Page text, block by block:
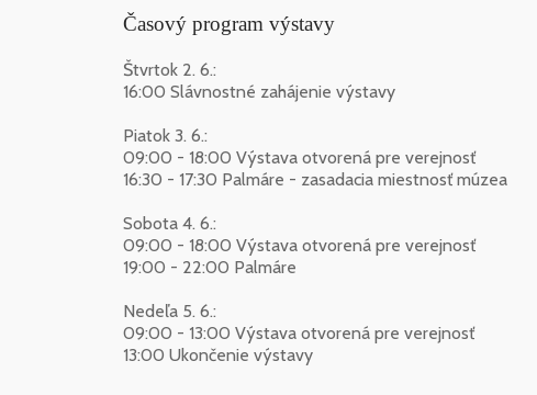
Časový program výstavy
Štvrtok 2. 6.:
16:00 Slávnostné zahájenie výstavy
Piatok 3. 6.:
09:00 - 18:00 Výstava otvorená pre verejnosť
16:30 - 17:30 Palmáre - zasadacia miestnosť múzea
Sobota 4. 6.:
09:00 - 18:00 Výstava otvorená pre verejnosť
19:00 - 22:00 Palmáre
Nedeľa 5. 6.:
09:00 - 13:00 Výstava otvorená pre verejnosť
13:00 Ukončenie výstavy